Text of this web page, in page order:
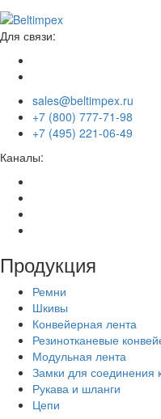
Для связи:
sales@beltimpex.ru
+7 (800) 777-71-98
+7 (495) 221-06-49
Каналы:
Продукция
Ремни
Шкивы
Конвейерная лента
Резинотканевые
Модульная лента
Замки для соединения
Рукава и шланги
Цепи